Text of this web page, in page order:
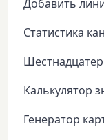
Добавить
Статистика
Калькулятор
Генератор